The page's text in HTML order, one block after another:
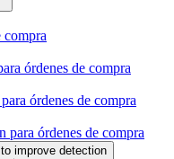
compra
órdenes de compra
órdenes de compra
para órdenes de compra
improve detection